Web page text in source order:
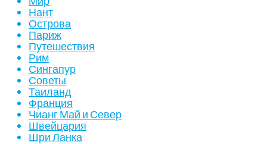
Нант
Острова
Париж
Путешествия
Рим
Сингапур
Советы
Таиланд
Франция
Чианг Май и Север
Швейцария
Шри Ланка